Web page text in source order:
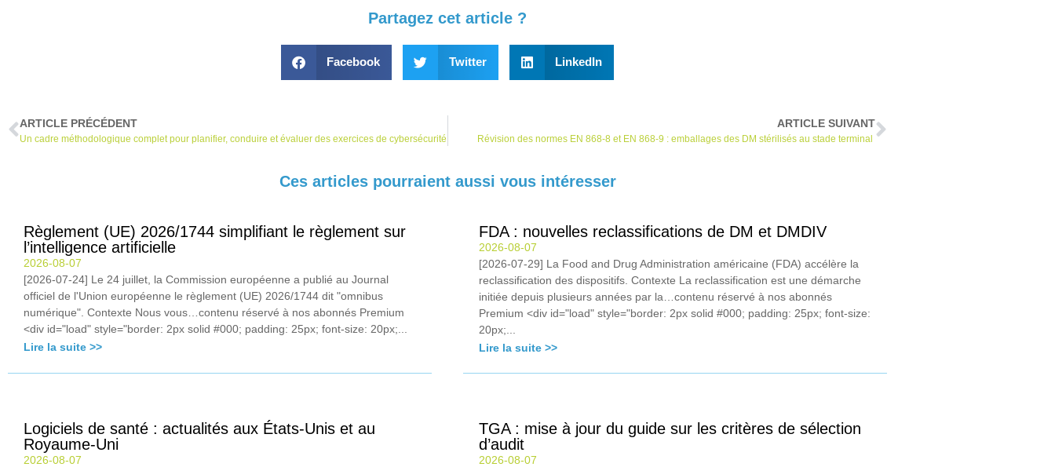
Partagez cet article ?
Facebook Twitter LinkedIn
ARTICLE PRÉCÉDENT
Un cadre méthodologique complet pour planifier, conduire et évaluer des exercices de cybersécurité
ARTICLE SUIVANT
Révision des normes EN 868-8 et EN 868-9 : emballages des DM stérilisés au stade terminal
Ces articles pourraient aussi vous intéresser
Règlement (UE) 2026/1744 simplifiant le règlement sur
l’intelligence artificielle
2026-08-07
[2026-07-24] Le 24 juillet, la Commission européenne a publié au Journal
officiel de l'Union européenne le règlement (UE) 2026/1744 dit "omnibus
numérique". Contexte Nous vous…contenu réservé à nos abonnés Premium
<div id="load" style="border: 2px solid #000; padding: 25px; font-size: 20px;...
Lire la suite >>
FDA : nouvelles reclassifications de DM et DMDIV
2026-08-07
[2026-07-29] La Food and Drug Administration américaine (FDA) accélère la
reclassification des dispositifs. Contexte La reclassification est une démarche
initiée depuis plusieurs années par la…contenu réservé à nos abonnés
Premium <div id="load" style="border: 2px solid #000; padding: 25px; font-size:
20px;...
Lire la suite >>
Logiciels de santé : actualités aux États-Unis et au
Royaume-Uni
2026-08-07
TGA : mise à jour du guide sur les critères de sélection
d’audit
2026-08-07